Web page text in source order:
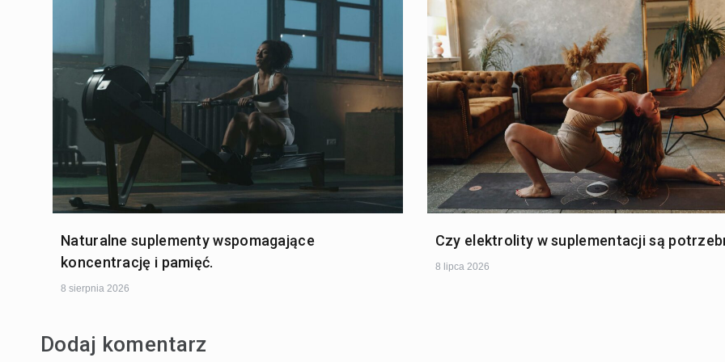
Naturalne suplementy wspomagające
koncentrację i pamięć.
8 sierpnia 2026
Czy elektrolity w suplementacji są
8 lipca 2026
Dodaj komentarz